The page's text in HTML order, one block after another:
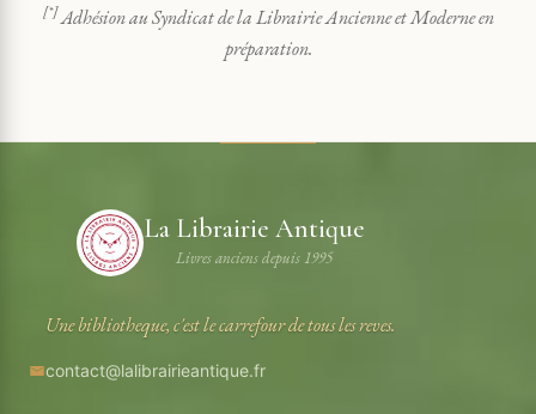
[*]Adhésion au Syndicat de la Librairie Ancienne et Moderne en
préparation.
La Librairie Antique
Livres anciens depuis 1995
Une bibliotheque, c'est le carrefour de tous les reves.
contact@lalibrairieantique.fr